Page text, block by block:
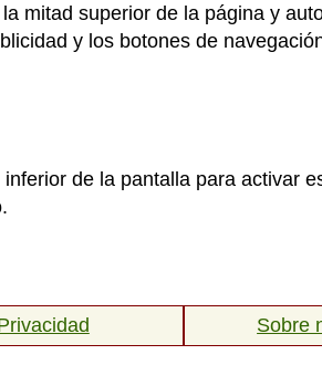
mitad superior de la página y
y los botones de
de la pantalla para activar
Sobre